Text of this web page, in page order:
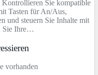
Kontrollieren Sie kompatible
Tasten für An/Aus,
und steuern Sie Inhalte mit
Sie Ihre…
vorhanden